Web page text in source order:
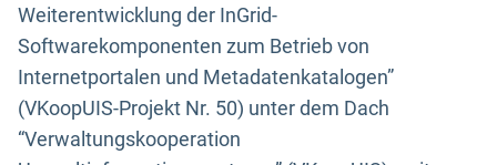
Weiterentwicklung der InGrid-
Softwarekomponenten zum Betrieb von
Internetportalen und Metadatenkatalogen”
(VKoopUIS-Projekt Nr. 50) unter dem Dach
“Verwaltungskooperation